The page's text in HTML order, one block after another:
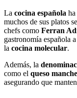
La cocina española
muchos de sus platos
chefs como Ferran
gastronomía española
la cocina molecular.
Además, la
como el queso
asegurando que